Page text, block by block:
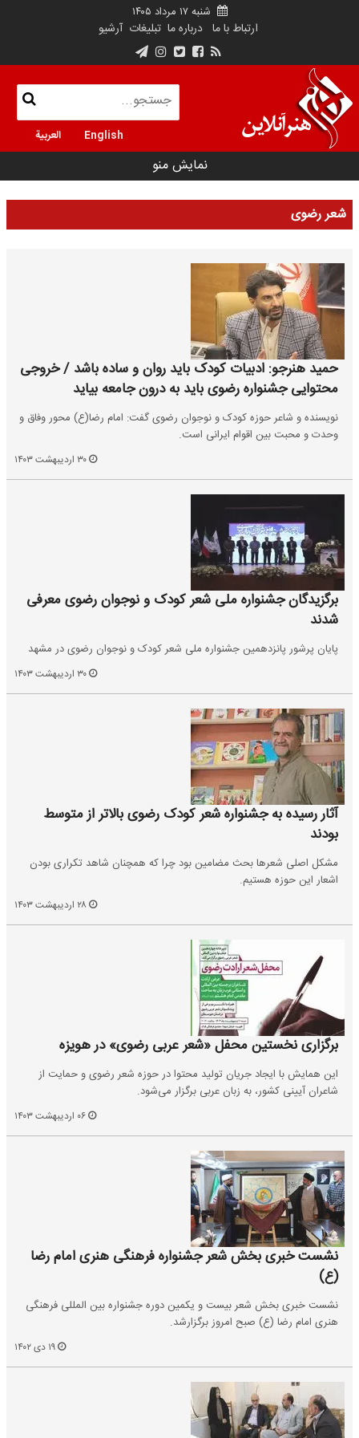
شنبه ۱۷ مرداد ۱۴۰۵
ارتباط با ما درباره ما تبلیغات آرشیو
English العربية
نمایش منو
شعر رضوی
حمید هنرجو: ادبیات کودک باید روان و ساده باشد / خروجی
محتوایی جشنواره رضوی باید به درون جامعه بیاید
نویسنده و شاعر حوزه کودک و نوجوان رضوی گفت: امام رضا(ع) محور وفاق و
وحدت و محبت بین اقوام ایرانی است.
برگزیدگان جشنواره ملی شعر کودک و نوجوان رضوی معرفی
شدند
پایان پرشور پانزدهمین جشنواره ملی شعر کودک و نوجوان رضوی در مشهد
آثار رسیده به جشنواره شعر کودک رضوی بالاتر از متوسط
بودند
مشکل اصلی شعرها بحث مضامین بود چرا که همچنان شاهد تکراری بودن
اشعار این حوزه هستیم.
برگزاری نخستین محفل «شعر عربی رضوی» در هویزه
این همایش با ایجاد جریان تولید محتوا در حوزه شعر رضوی و حمایت از
شاعران آیینی کشور، به زبان عربی برگزار می‌شود.
نشست خبری بخش شعر جشنواره فرهنگی هنری امام رضا
(ع)
نشست خبری بخش شعر بیست و یکمین دوره جشنواره بین المللی فرهنگی
هنری امام رضا (ع) صبح امروز برگزارشد.